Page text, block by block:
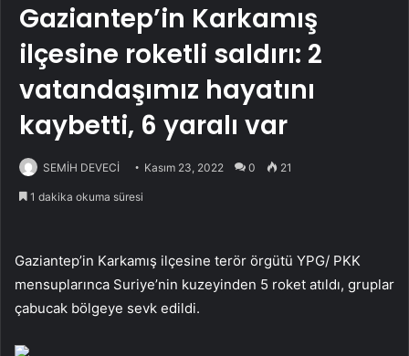
Gaziantep’in Karkamış
ilçesine roketli saldırı: 2
vatandaşımız hayatını
kaybetti, 6 yaralı var
SEMİH DEVECİ Kasım 23, 2022 0 21
1 dakika okuma süresi
Gaziantep’in Karkamış ilçesine terör örgütü YPG/ PKK
mensuplarınca Suriye’nin kuzeyinden 5 roket atıldı, gruplar
çabucak bölgeye sevk edildi.